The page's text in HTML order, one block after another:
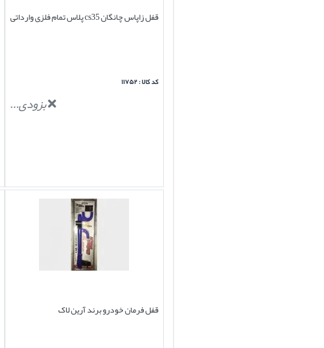
قفل زاپاس چانگان cs35 پلاس تمام فلزی وارداتی
کد کالا : ۱۱۷۵۲
بزودی...
قفل فرمان خودرو برند آرین لاک